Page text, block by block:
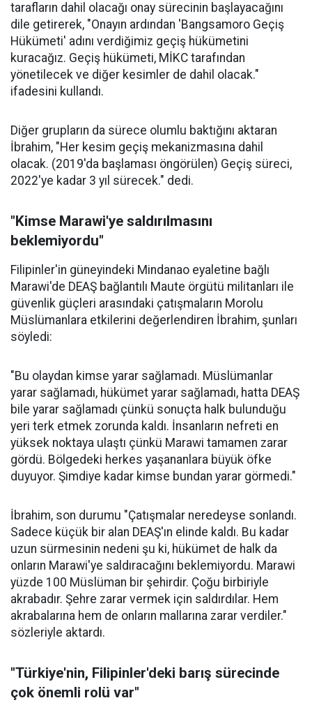
tarafların dahil olacağı onay sürecinin başlayacağını
dile getirerek, "Onayın ardından 'Bangsamoro Geçiş
Hükümeti' adını verdiğimiz geçiş hükümetini
kuracağız. Geçiş hükümeti, MİKC tarafından
yönetilecek ve diğer kesimler de dahil olacak."
ifadesini kullandı.
Diğer grupların da sürece olumlu baktığını aktaran
İbrahim, "Her kesim geçiş mekanizmasına dahil
olacak. (2019'da başlaması öngörülen) Geçiş süreci,
2022'ye kadar 3 yıl sürecek." dedi.
"Kimse Marawi'ye saldırılmasını
beklemiyordu"
Filipinler'in güneyindeki Mindanao eyaletine bağlı
Marawi'de DEAŞ bağlantılı Maute örgütü militanları ile
güvenlik güçleri arasındaki çatışmaların Morolu
Müslümanlara etkilerini değerlendiren İbrahim, şunları
söyledi:
"Bu olaydan kimse yarar sağlamadı. Müslümanlar
yarar sağlamadı, hükümet yarar sağlamadı, hatta DEAŞ
bile yarar sağlamadı çünkü sonuçta halk bulunduğu
yeri terk etmek zorunda kaldı. İnsanların nefreti en
yüksek noktaya ulaştı çünkü Marawi tamamen zarar
gördü. Bölgedeki herkes yaşananlara büyük öfke
duyuyor. Şimdiye kadar kimse bundan yarar görmedi."
İbrahim, son durumu "Çatışmalar neredeyse sonlandı.
Sadece küçük bir alan DEAŞ'ın elinde kaldı. Bu kadar
uzun sürmesinin nedeni şu ki, hükümet de halk da
onların Marawi'ye saldıracağını beklemiyordu. Marawi
yüzde 100 Müslüman bir şehirdir. Çoğu birbiriyle
akrabadır. Şehre zarar vermek için saldırdılar. Hem
akrabalarına hem de onların mallarına zarar verdiler."
sözleriyle aktardı.
"Türkiye'nin, Filipinler'deki barış sürecinde
çok önemli rolü var"